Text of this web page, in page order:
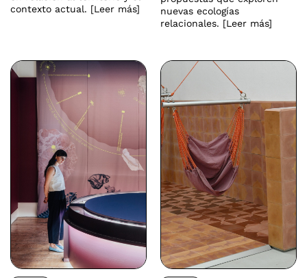
contexto actual. [Leer más]
nuevas ecologías
relacionales. [Leer más]